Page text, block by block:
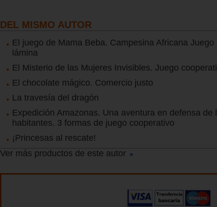
DEL MISMO AUTOR
El juego de Mama Beba. Campesina Africana
lámina
El Misterio de las Mujeres Invisibles. Juego
El chocolate mágico. Comercio justo
La travesía del dragón
Expedición Amazonas. Una aventura en defensa de
habitantes. 3 formas de juego cooperativo
¡Princesas al rescate!
Ver más productos de este autor